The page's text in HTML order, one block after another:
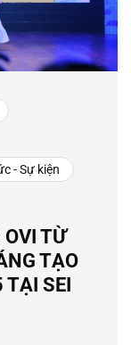
- Sự kiện
OVI TỪ
TẠO
TẠI SEI